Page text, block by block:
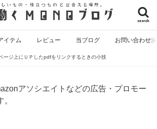
search
イテム レビュー 当ブログ お問い合わせ
ージ上にＵＰしたpdfをリンクするときの小技
アソシエイトなどの広告・プロモー